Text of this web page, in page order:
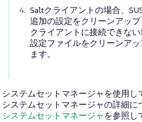
Saltクライアントの場合、
追加の設定をクリーンアップ
クライアントに接続できな
設定ファイルをクリーンア
ます。
システムセットマネージャを使用
システムセットマネージャの詳細に
システムセットマネージャを参照し